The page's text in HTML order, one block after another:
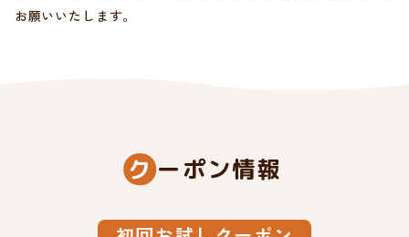
お願いいたします。
クーポン情報